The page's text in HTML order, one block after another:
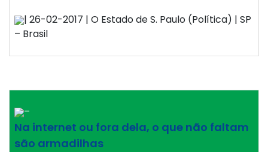
| 26-02-2017 | O Estado de S. Paulo (Política) | SP
– Brasil
–
Na internet ou fora dela, o que não faltam
são armadilhas